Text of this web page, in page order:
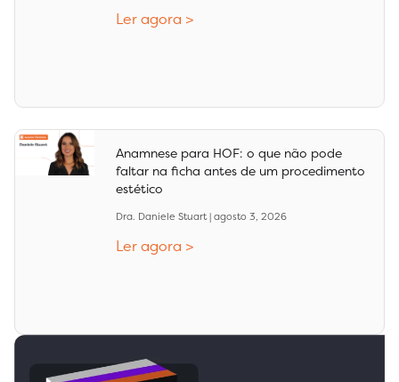
Ler agora >
Anamnese para HOF: o que não pode
faltar na ficha antes de um procedimento
estético
Dra. Daniele Stuart agosto 3, 2026
Ler agora >